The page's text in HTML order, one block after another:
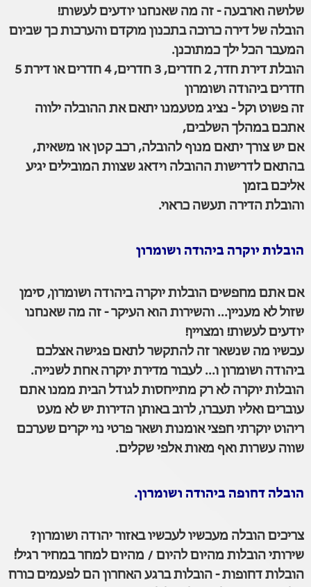
שלושה וארבעה - זה מה שאנחנו יודעים לעשות!
הובלה של דירה כרוכה בתכנון מוקדם והערכות כך שביום
המעבר הכל ילך כמתוכנן.
הובלת דירת חדר, 2 חדרים, 3 חדרים, 4 חדרים או דירת 5
חדרים ביהודה ושומרון
זה פשוט וקל - נציג מטעמנו יתאם את ההובלה ילווה
אתכם במהלך השלבים,
אם יש צורך יתאם מנוף להובלה, רכב קטן או משאית,
בהתאם לדרישות ההובלה וידאג שצוות המובילים יגיע
אליכם בזמן
והובלת הדירה תעשה כראוי.
הובלות יוקרה ביהודה ושומרון
אם אתם מחפשים הובלות יוקרה ביהודה ושומרון, סימן
שזול לא מעניין... והשירות הוא העיקר - זה מה שאנחנו
יודעים לעשות! ומצויין!
עכשיו מה שנשאר זה להתקשר לתאם פגישה אצלכם
ביהודה ושומרון ו... לעבור מדירת יוקרה אחת לשנייה.
הובלות יוקרה לא רק מתייחסות לגודל הבית ממנו אתם
עוברים ואליו תעברו, לרוב באותן הדירות יש לא מעט
ריהוט יוקרתי חפצי אומנות ושאר פרטי נוי יקרים שערכם
שווה עשרות ואף מאות אלפי שקלים.
הובלה דחופה ביהודה ושומרון.
צריכים הובלה מעכשיו לעכשיו באזור יהודה ושומרון?
שירותי הובלות מהיום להיום / מהיום למחר במחיר רגיל!
הובלות דחופות - הובלות ברגע האחרון הם לפעמים כורח